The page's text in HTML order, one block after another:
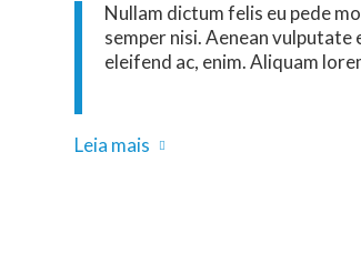
Nullam dictum felis eu pede
semper nisi. Aenean
eleifend ac, enim. Aliquam
Leia mais